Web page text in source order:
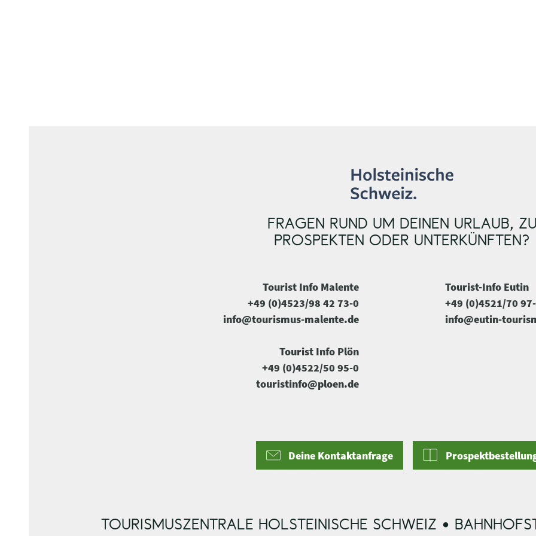
FRAGEN RUND UM DEINEN URLAUB,
PROSPEKTEN ODER UNTERKÜNFTEN?
Tourist Info Malente
+49 (0)4523/98 42 73-0
info@tourismus-malente.de
Tourist Info Plön
+49 (0)4522/50 95-0
touristinfo@ploen.de
Tourist-Info Eutin
+49 (0)4521/70
info@eutin-
Deine Kontaktanfrage
TOURISMUSZENTRALE HOLSTEINISCHE SCHWEIZ •